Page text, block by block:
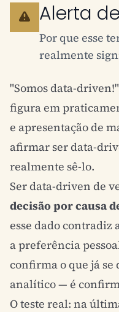
Alerta de
Por que esse
realmente
"Somos data-
figura em
e apresentação de
afirmar ser data-
realmente sê-lo.
Ser data-driven de
decisão por causa
esse dado contradiz
a preferência
confirma o que já
analítico — é
O teste real: na